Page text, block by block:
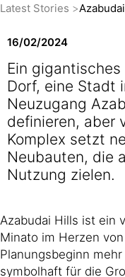
Latest Stories
16/02/2024
Ein
Dorf, eine Stadt
Neuzugang
definieren, aber
Komplex setzt
Neubauten, die
Nutzung zielen.
Azabudai Hills ist ein
Minato im Herzen
Planungsbeginn
symbolhaft für die